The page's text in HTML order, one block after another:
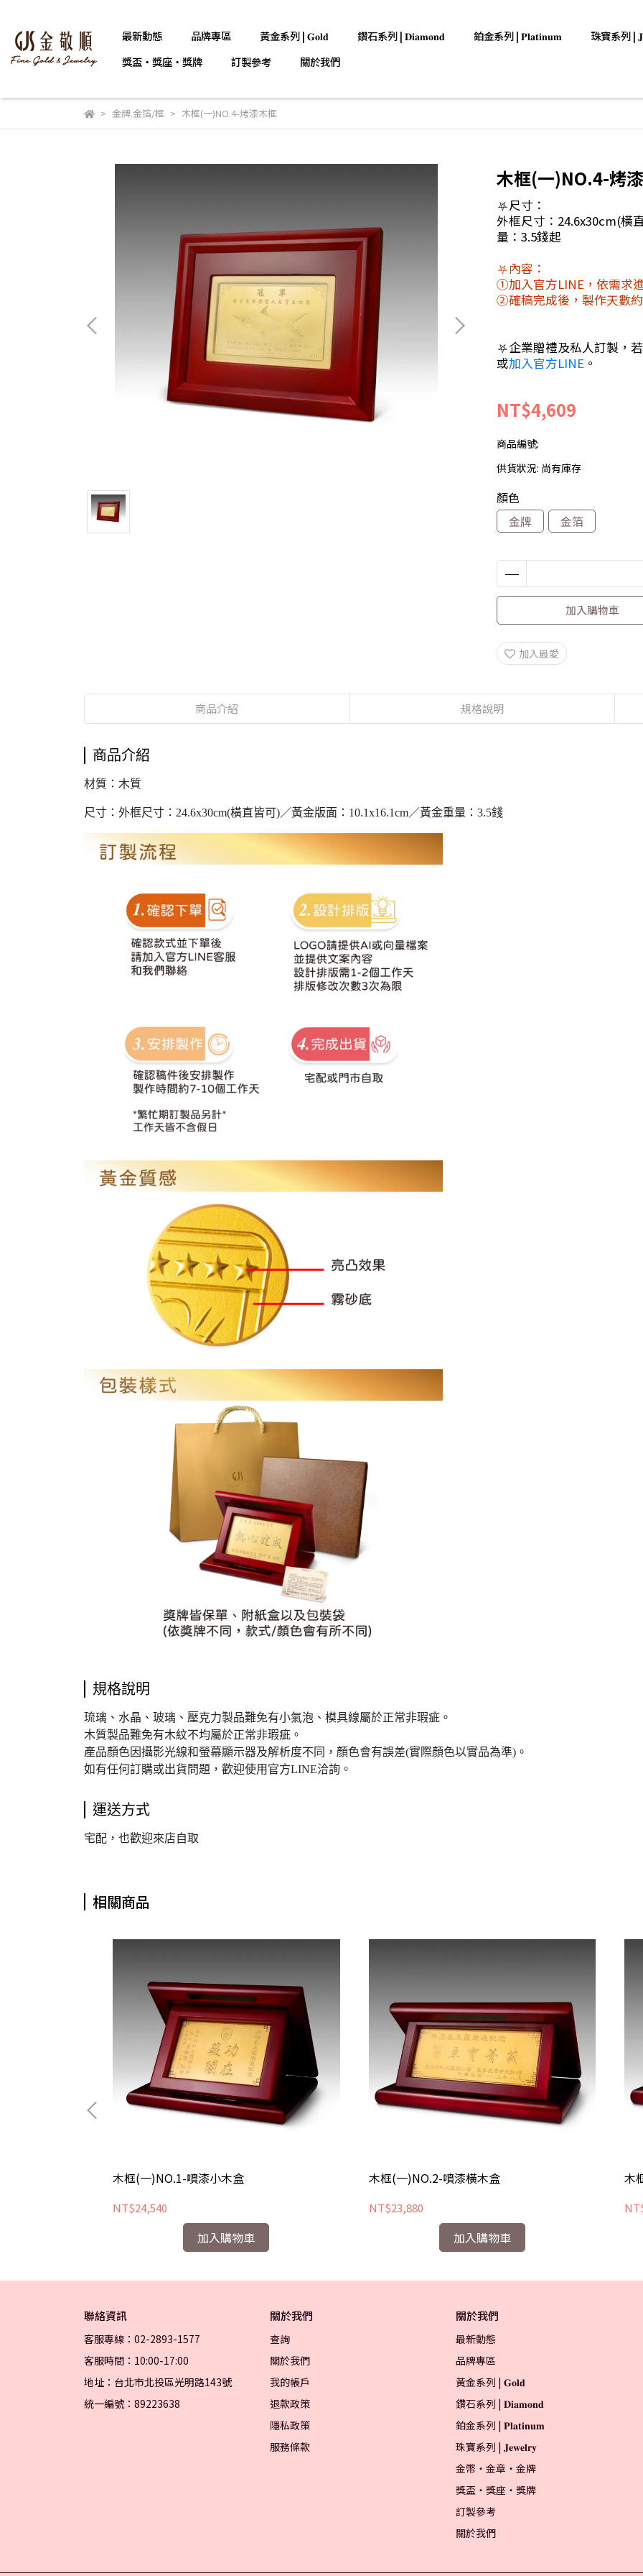
最新動態 品牌專區 黃金系列 | 𝐆𝐨𝐥𝐝 鑽石系列 | 𝐃𝐢𝐚𝐦𝐨𝐧𝐝 鉑金系列 | 𝐏𝐥𝐚𝐭𝐢𝐧𝐮𝐦
珠寶系列 |
獎盃・獎座・獎牌
訂製參考 關於我們
金牌.金箔/框 木框(一)NO.4-烤漆木框
木框(一)NO.4-烤
⛧尺寸：
外框尺寸：24.6x30cm(橫
量：3.5錢起
⛧內容：
①加入官方LINE，依需求
②確稿完成後，製作天數
⛧企業贈禮及私人訂製，
或加入官方LINE 。
NT$4,609
商品編號:
供貨狀況: 尚有庫存
顏色
金牌
金箔
加入購物車
加入最愛
商品介紹 規格說明
商品介紹
材質：木質
尺寸：外框尺寸：24.6x30cm(橫直皆可)／黃金版面：10.1x16.1cm／黃金重量：3.5錢
規格說明
琉璃、水晶、玻璃、壓克力製品難免有小氣泡、模具線屬於正常非瑕疵。
木質製品難免有木紋不均屬於正常非瑕疵。
產品顏色因攝影光線和螢幕顯示器及解析度不同，顏色會有誤差(實際顏色以實品為準)。
如有任何訂購或出貨問題，歡迎使用官方LINE洽詢。
運送方式
宅配，也歡迎來店自取
相關商品
木框(一)NO.1-噴漆小木盒
NT$24,540
加入購物車
木框(一)NO.2-噴漆橫木盒
NT$23,880
加入購物車
木
聯絡資訊
客服專線：02-2893-1577
客服時間：10:00-17:00
地址：台北市北投區光明路143號
統一編號：89223638
關於我們
查詢
關於我們
我的帳戶
退款政策
隱私政策
服務條款
關於我們
最新動態
品牌專區
黃金系列 | 𝐆𝐨𝐥𝐝
鑽石系列 | 𝐃𝐢𝐚𝐦𝐨𝐧𝐝
鉑金系列 | 𝐏𝐥𝐚𝐭𝐢𝐧𝐮𝐦
珠寶系列 | 𝐉𝐞𝐰𝐞𝐥𝐫𝐲
金幣・金章・金牌
獎盃・獎座・獎牌
訂製參考
關於我們